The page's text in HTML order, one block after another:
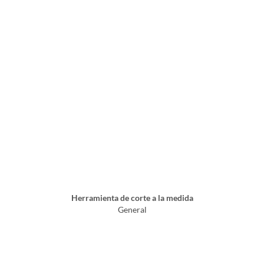
Herramienta de corte a la medida
General